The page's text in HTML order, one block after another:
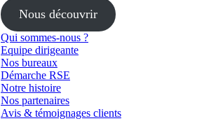
Nous découvrir
Qui sommes-nous ?
Equipe dirigeante
Nos bureaux
Démarche RSE
Notre histoire
Nos partenaires
Avis & témoignages clients